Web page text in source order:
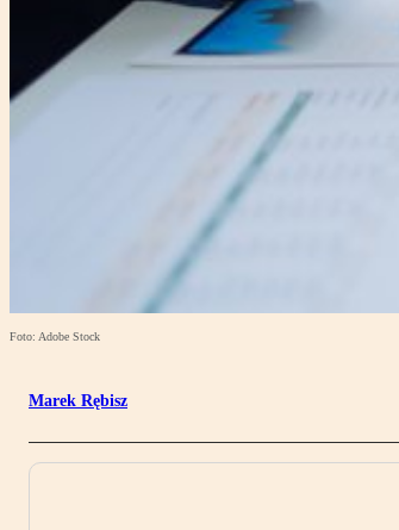
Foto: Adobe Stock
Marek Rębisz